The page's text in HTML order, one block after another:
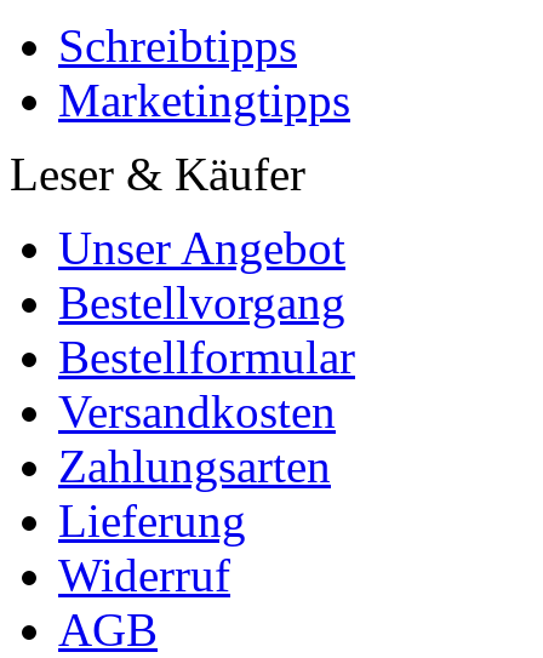
Schreibtipps
Marketingtipps
Leser & Käufer
Unser Angebot
Bestellvorgang
Bestellformular
Versandkosten
Zahlungsarten
Lieferung
Widerruf
AGB